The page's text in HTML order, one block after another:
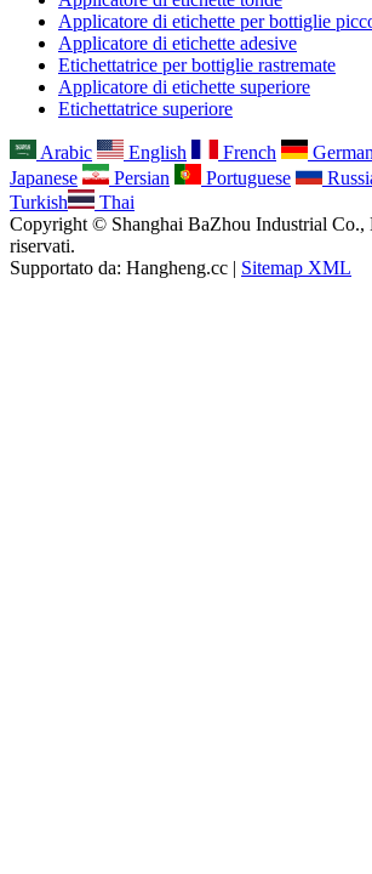
Applicatore di etichette per bottiglie
Applicatore di etichette adesive
Etichettatrice per bottiglie rastremate
Applicatore di etichette superiore
Etichettatrice superiore
Arabic English French
Japanese
Persian Portuguese
Turkish
Thai
Copyright © Shanghai BaZhou Industrial
riservati.
Supportato da: Hangheng.cc | Sitemap XML